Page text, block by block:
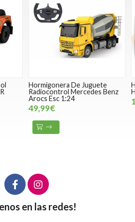
Benz
Hormigonera Radiocontrol
Huina 1:14 2.4GHz
125,00€
en las redes!